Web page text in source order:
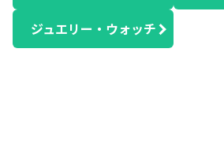
ジュエリー・ウォッチ